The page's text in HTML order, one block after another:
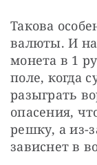
Такова
валюты. И
монета в 1
поле, когда
разыграть
опасения,
решку, а из-
зависнет в